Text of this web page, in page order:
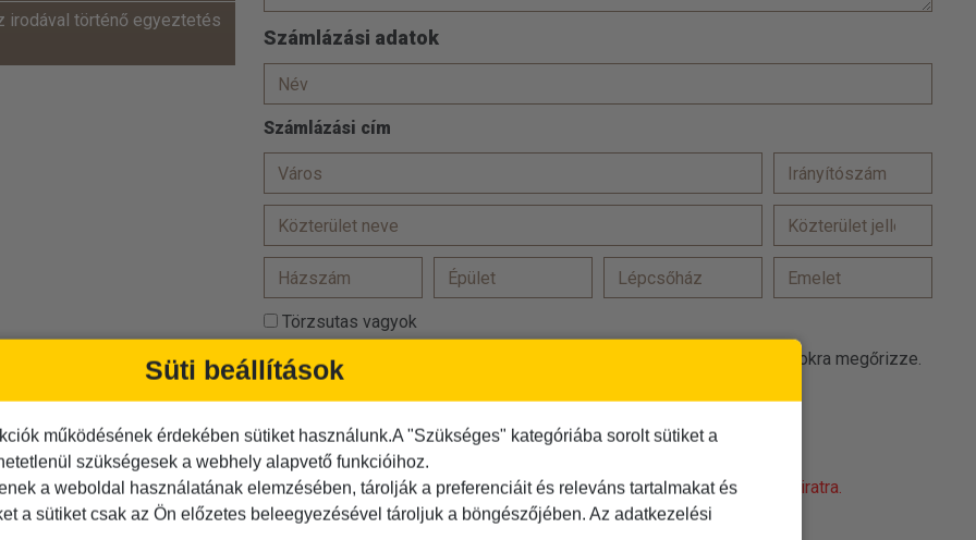
irodával történő egyeztetés
Számlázási adatok
Számlázási cím
Törzsutas vagyok
Hozzájárulok, hogy adataimat a(z) TDM Utazási Iroda promóciós célokra megőrizze.
AzÁSZF-etelolvastam és elfogadom
Azadatvédelmi tájékoztatótelolvastam és elfogadom
Kérjük igazolja, hogy Ön nem robot! Kattintson a 'Nem vagyok robot' feliratra.
Süti beállítások
működésének érdekében sütiket használunk.A "Szükséges" kategóriába sorolt sütiket a
szükségesek a webhely alapvető funkcióihoz.
a weboldal használatának elemzésében, tárolják a preferenciáit és releváns tartalmakat és
a sütiket csak az Ön előzetes beleegyezésével tároljuk a böngészőjében. Az adatkezelési